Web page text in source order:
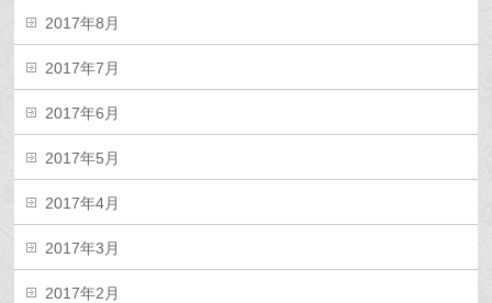
2017年8月
2017年7月
2017年6月
2017年5月
2017年4月
2017年3月
2017年2月